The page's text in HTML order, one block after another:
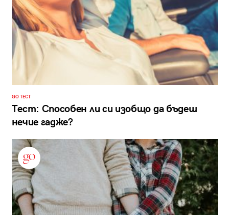
GO ТЕСТ
Тест: Способен ли си изобщо да бъдеш
нечие гадже?